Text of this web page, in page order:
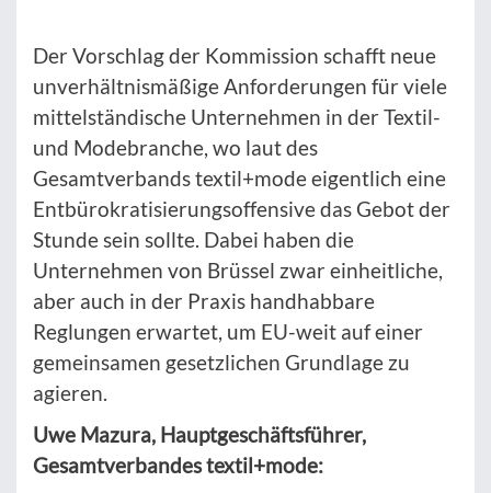
Der Vorschlag der Kommission schafft neue
unverhältnismäßige Anforderungen für viele
mittelständische Unternehmen in der Textil-
und Modebranche, wo laut des
Gesamtverbands textil+mode eigentlich eine
Entbürokratisierungsoffensive das Gebot der
Stunde sein sollte. Dabei haben die
Unternehmen von Brüssel zwar einheitliche,
aber auch in der Praxis handhabbare
Reglungen erwartet, um EU-weit auf einer
gemeinsamen gesetzlichen Grundlage zu
agieren.
Uwe Mazura, Hauptgeschäftsführer,
Gesamtverbandes textil+mode: